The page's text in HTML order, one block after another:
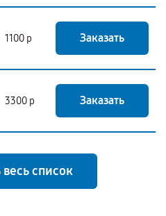
1100 р Заказать
3300 р Заказать
весь список